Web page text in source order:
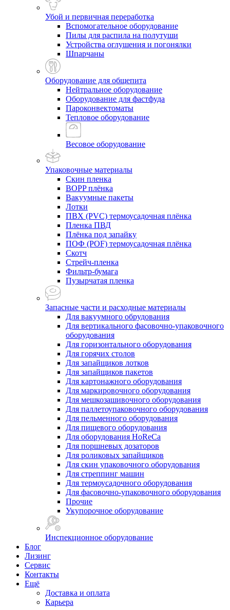
Убой и первичная переработка
Вспомогательное оборудование
Пилы для распила на полутуши
Устройства оглушения и погонялки
Шпарчаны
Оборудование для общепита
Нейтральное оборудование
Оборудование для фастфуда
Пароконвектоматы
Тепловое оборудование
Весовое оборудование
Упаковочные материалы
Скин пленка
BOPP плёнка
Вакуумные пакеты
Лотки
ПВХ (PVC) термоусадочная плёнка
Пленка ПВД
Плёнка под запайку
ПОФ (POF) термоусадочная плёнка
Скотч
Стрейч-пленка
Фильтр-бумага
Пузырчатая пленка
Запасные части и расходные материалы
Для вакуумного обрудования
Для вертикального фасовочно-упаковочного
оборудования
Для горизонтального оборудования
Для горячих столов
Для запайщиков лотков
Для запайщиков пакетов
Для картонажного оборудования
Для маркировочного оборудования
Для мешкозашивочного оборудования
Для паллетоупаковочного оборудования
Для пельменного оборудования
Для пищевого оборудования
Для оборудования HoReCa
Для поршневых дозаторов
Для роликовых запайщиков
Для скин упаковочного оборудования
Для стреппинг машин
Для термоусадочного оборудования
Для фасовочно-упаковочного оборудования
Прочие
Укупорочное оборудование
Инспекционное оборудование
Блог
Лизинг
Сервис
Контакты
Ещё
Доставка и оплата
Карьера